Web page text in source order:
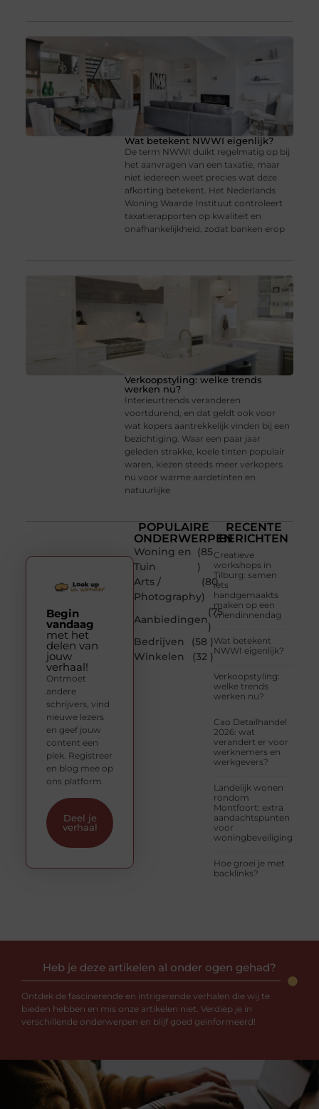
Wat betekent NWWI eigenlijk?
De term NWWI duikt regelmatig op bij
het aanvragen van een taxatie, maar
niet iedereen weet precies wat deze
afkorting betekent. Het Nederlands
Woning Waarde Instituut controleert
taxatierapporten op kwaliteit en
onafhankelijkheid, zodat banken erop
Verkoopstyling: welke trends
werken nu?
Interieurtrends veranderen
voortdurend, en dat geldt ook voor
wat kopers aantrekkelijk vinden bij een
bezichtiging. Waar een paar jaar
geleden strakke, koele tinten populair
waren, kiezen steeds meer verkopers
nu voor warme aardetinten en
natuurlijke
POPULAIRE
ONDERWERPEN
Woning en
Tuin
(85
)
Arts /
Photography
(80
)
Aanbiedingen
(75
)
Bedrijven
(58 )
Winkelen
(32 )
RECENTE
BERICHTEN
Creatieve
workshops in
Tilburg: samen
iets
handgemaakts
maken op een
vriendinnendag
Wat betekent
NWWI eigenlijk?
Verkoopstyling:
welke trends
werken nu?
Cao Detailhandel
2026: wat
verandert er voor
werknemers en
werkgevers?
Landelijk wonen
rondom
Montfoort: extra
aandachtspunten
voor
woningbeveiliging
Hoe groei je met
backlinks?
Begin
vandaag
met het
delen van
jouw
verhaal!
Ontmoet
andere
schrijvers, vind
nieuwe lezers
en geef jouw
content een
plek. Registreer
en blog mee op
ons platform.
Deel je
verhaal
Heb je deze artikelen al onder ogen gehad?
Ontdek de fascinerende en intrigerende verhalen die wij te
bieden hebben en mis onze artikelen niet. Verdiep je in
verschillende onderwerpen en blijf goed geïnformeerd!